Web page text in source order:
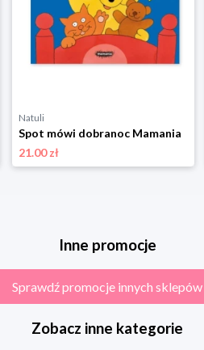
Natuli
Spot mówi dobranoc Mamania
21.00 zł
Inne promocje
Sprawdź promocje innych sklepów
Zobacz inne kategorie